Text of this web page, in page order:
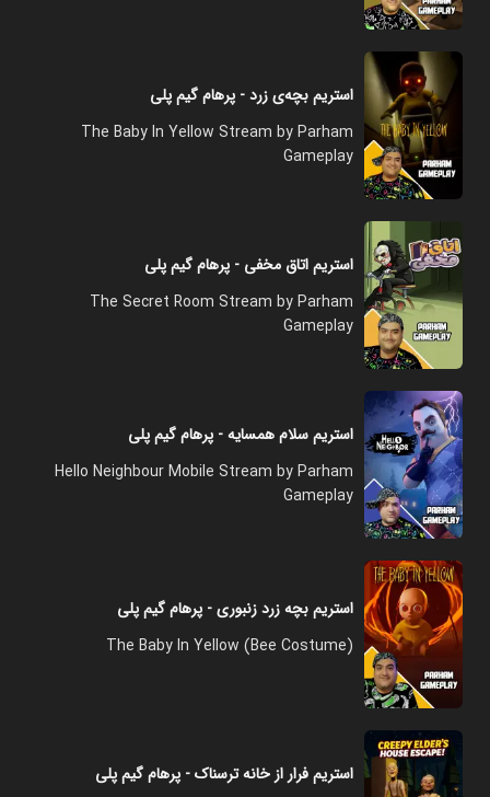
استریم بچه‌ی زرد - پرهام گیم پلی
The Baby In Yellow Stream by Parham
Gameplay
استریم اتاق مخفی - پرهام گیم پلی
The Secret Room Stream by Parham
Gameplay
استریم سلام همسایه - پرهام گیم پلی
Hello Neighbour Mobile Stream by Parham
Gameplay
استریم بچه زرد زنبوری - پرهام گیم پلی
The Baby In Yellow (Bee Costume)
استریم فرار از خانه ترسناک - پرهام گیم پلی